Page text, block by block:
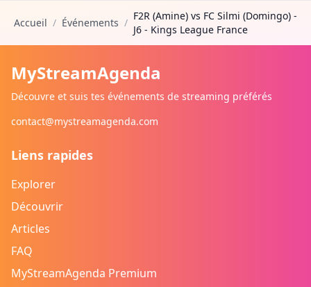
Accueil / Événements /
F2R (Amine) vs FC Silmi (Domingo) -
J6 - Kings League France
MyStreamAgenda
Découvre et suis tes événements de streaming préférés
contact@mystreamagenda.com
Liens rapides
Explorer
Découvrir
Articles
FAQ
MyStreamAgenda Premium